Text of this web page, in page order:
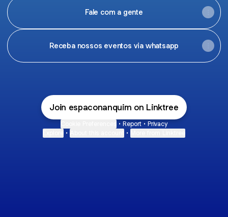
Fale com a gente
Receba nossos eventos via whatsapp
Join espaconanquim on Linktree
• Report • Privacy
• •